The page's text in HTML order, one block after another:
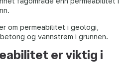
om permeabilitet i geologi,
og vannstrøm i grunnen.
er viktig i